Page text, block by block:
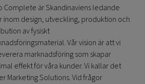
Complete är Skandinaviens ledande
inom design, utveckling, produktion och
av fysiskt
Vår vision är att vi
marknadsföring som skapar
effekt för våra kunder. Vi kallar det
Marketing Solutions. Vid frågor